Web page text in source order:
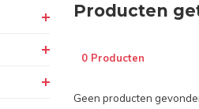
Producten
0 Producten
Geen producten